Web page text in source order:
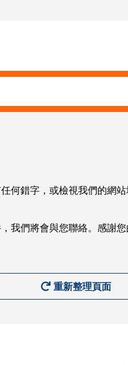
何錯字，或檢視我們的網
我們將會與您聯絡。感謝
重新整理頁面